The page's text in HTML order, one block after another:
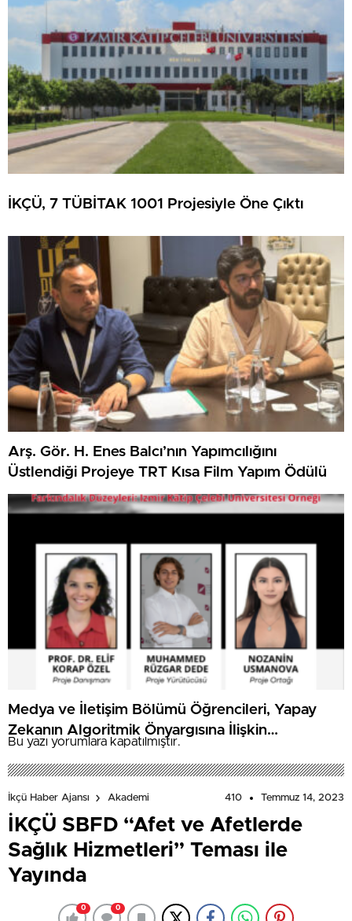
İKÇÜ, 7 TÜBİTAK 1001 Projesiyle Öne Çıktı
Arş. Gör. H. Enes Balcı’nın Yapımcılığını
Üstlendiği Projeye TRT Kısa Film Yapım Ödülü
Medya ve İletişim Bölümü Öğrencileri, Yapay
Zekanın Algoritmik Önyargısına İlişkin
Farkındalık Düzeylerini Araştıracak
Bu yazı yorumlara kapatılmıştır.
İkçü Haber Ajansı Akademi 410 Temmuz 14, 2023
İKÇÜ SBFD “Afet ve Afetlerde
Sağlık Hizmetleri” Teması ile
Yayında
0 0